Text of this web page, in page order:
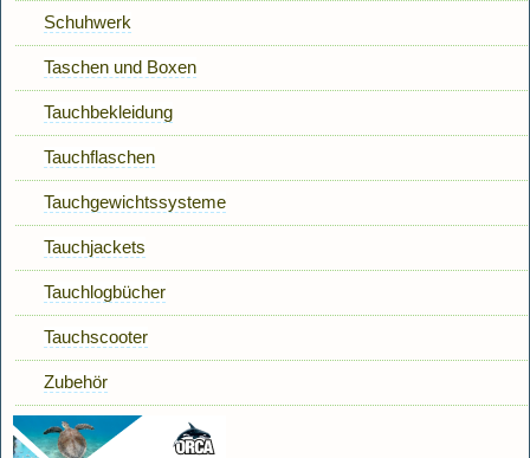
Schuhwerk
Taschen und Boxen
Tauchbekleidung
Tauchflaschen
Tauchgewichtssysteme
Tauchjackets
Tauchlogbücher
Tauchscooter
Zubehör